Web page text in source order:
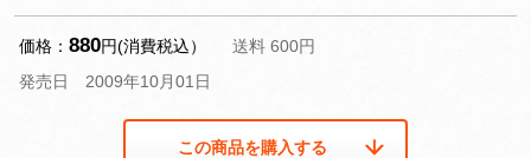
価格： 880円(消費税込）
送料 600円
発売日 2009年10月01日
この商品を購入する